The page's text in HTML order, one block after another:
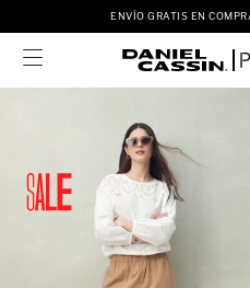
ENVÍO GRATIS EN
